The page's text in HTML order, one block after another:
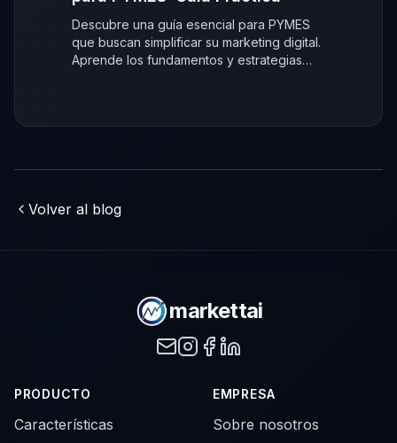
Descubre una guía esencial para PYMES
que buscan simplificar su marketing digital.
Aprende los fundamentos y estrategias
Volver al blog
markettai
PRODUCTO
Características
EMPRESA
Sobre nosotros